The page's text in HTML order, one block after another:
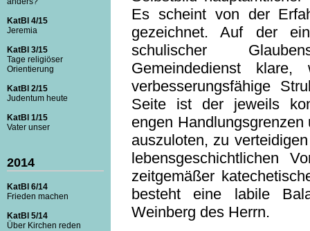
KatBl 4/15
Jeremia
KatBl 3/15
Tage religiöser
Orientierung
KatBl 2/15
Judentum heute
KatBl 1/15
Vater unser
2014
KatBl 6/14
Frieden machen
KatBl 5/14
Über Kirchen reden
Es scheint von der
gezeichnet. Auf der
schulischer
Gemeindedienst
verbesserungsfähige
Seite ist der jeweils
engen
auszuloten, zu
lebensgeschichtlichen
zeitgemäßer
besteht eine labile
Weinberg des Herrn.